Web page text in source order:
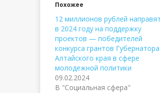
Похожее
12 миллионов рублей направят
в 2024 году на поддержку
проектов — победителей
конкурса грантов Губернатора
Алтайского края в сфере
молодежной политики
09.02.2024
В "Социальная сфера"